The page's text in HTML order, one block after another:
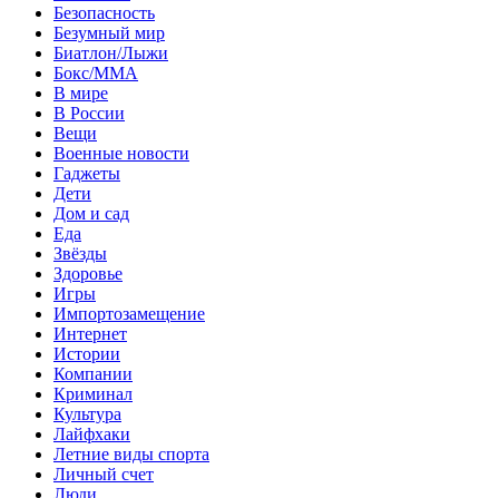
Безопасность
Безумный мир
Биатлон/Лыжи
Бокс/MMA
В мире
В России
Вещи
Военные новости
Гаджеты
Дети
Дом и сад
Еда
Звёзды
Здоровье
Игры
Импортозамещение
Интернет
Истории
Компании
Криминал
Культура
Лайфхаки
Летние виды спорта
Личный счет
Люди